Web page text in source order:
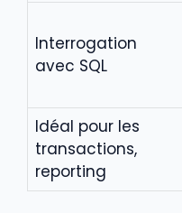
Interrogation
avec SQL
Idéal pour les
transactions,
reporting